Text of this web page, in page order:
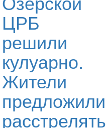
ЦРБ
решили
кулуарно.
Жители
предложили
расстрелять